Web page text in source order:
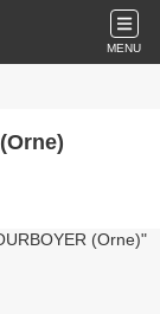
MENU